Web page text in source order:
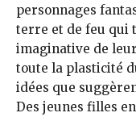
personnages
terre et de feu qui
imaginative de
toute la plasticité
idées que
Des jeunes filles